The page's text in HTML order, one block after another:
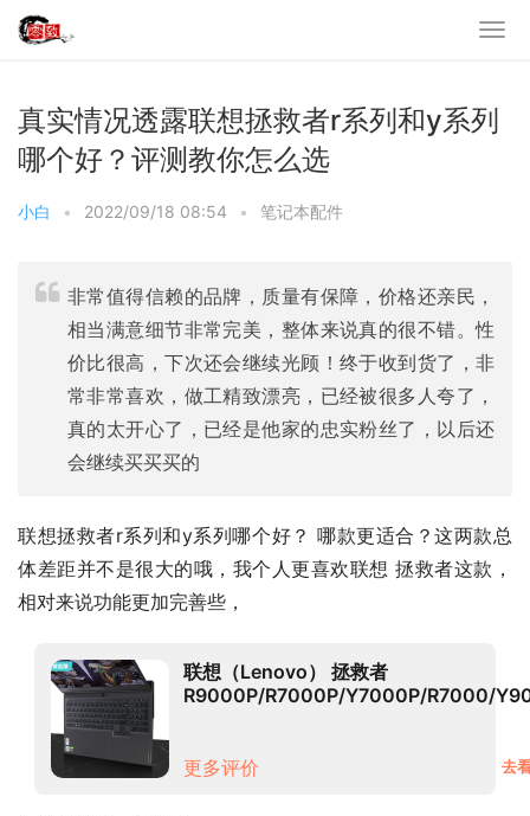
真实情况透露联想拯救者r系列和y系列
哪个好？评测教你怎么选
小白 • 2022/09/18 08:54 • 笔记本配件
非常值得信赖的品牌，质量有保障，价格还亲民，
相当满意细节非常完美，整体来说真的很不错。性
价比很高，下次还会继续光顾！终于收到货了，非
常非常喜欢，做工精致漂亮，已经被很多人夸了，
真的太开心了，已经是他家的忠实粉丝了，以后还
会继续买买买的
联想拯救者r系列和y系列哪个好？ 哪款更适合？这两款总
体差距并不是很大的哦，我个人更喜欢联想 拯救者这款，
相对来说功能更加完善些，
联想（Lenovo） 拯救者
R9000P/R7000P/Y7000P/R7000/
更多评价
去